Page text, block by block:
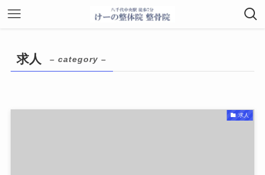
求人 – category –
求人